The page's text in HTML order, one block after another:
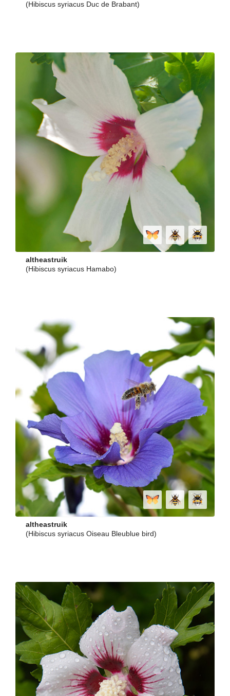
(Hibiscus syriacus Duc de Brabant)
altheastruik
(Hibiscus syriacus Hamabo)
altheastruik
(Hibiscus syriacus Oiseau Bleublue bird)